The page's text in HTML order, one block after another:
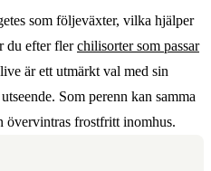
som följeväxter, vilka hjälper
du efter flerchilisorter som passar
är ett utmärkt val med sin
Som perenn kan samma
övervintras frostfritt inomhus.